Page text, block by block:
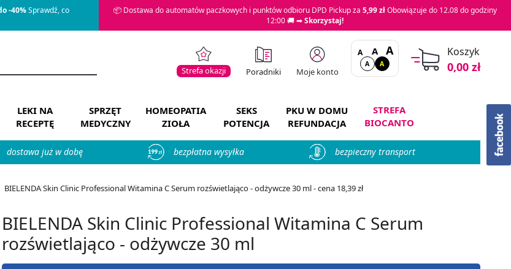
-40%Sprawdź, co
📦 Dostawa do automatów paczkowych i punktów odbioru DPD Pickup za 5,99 złObowiązuje do 12.08 do godziny
12:00 🚚 ➡Skorzystaj!
Strefa okazji Poradniki Moje konto
A A A
A A
Koszyk
0,00 zł
LEKI NA
RECEPTĘ
SPRZĘT
MEDYCZNY
HOMEOPATIA
ZIOŁA
SEKS
POTENCJA
PKU W DOMU
REFUNDACJA
STREFA
BIOCANTO
dostawa już w dobę bezpłatna wysyłka bezpieczny transport
BIELENDA Skin Clinic Professional Witamina C Serum rozświetlająco - odżywcze 30 ml - cena 18,39 zł
BIELENDA Skin Clinic Professional Witamina C Serum
rozświetlająco - odżywcze 30 ml